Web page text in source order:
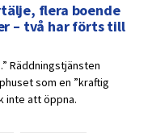
flera boende
– två har förts till
Räddningstjänsten
som en ”kraftig
inte att öppna.